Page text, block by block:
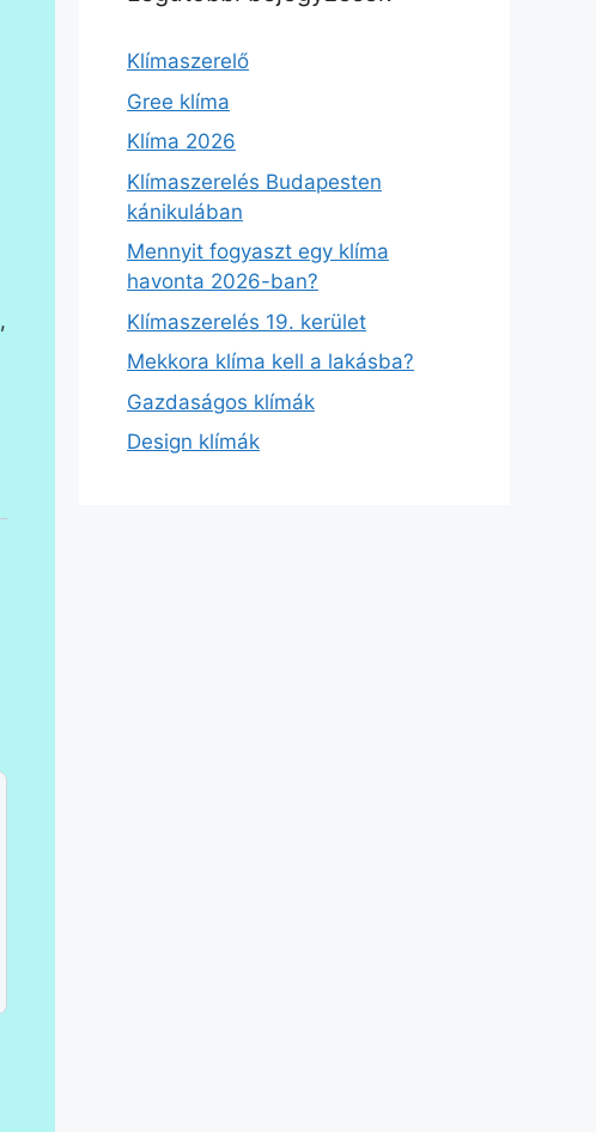
,
Klímaszerelő
Gree klíma
Klíma 2026
Klímaszerelés Budapesten
kánikulában
Mennyit fogyaszt egy klíma
havonta 2026-ban?
Klímaszerelés 19. kerület
Mekkora klíma kell a lakásba?
Gazdaságos klímák
Design klímák